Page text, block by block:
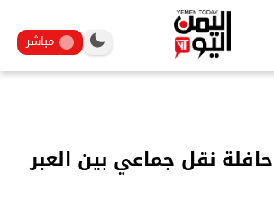
مباشر
نقل جماعي بين العبر